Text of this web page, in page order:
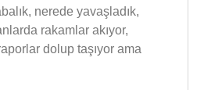
nerede yavaşladık,
rakamlar akıyor,
dolup taşıyor ama